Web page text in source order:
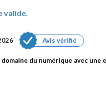
valide.
Avis vérifié
du numérique avec une